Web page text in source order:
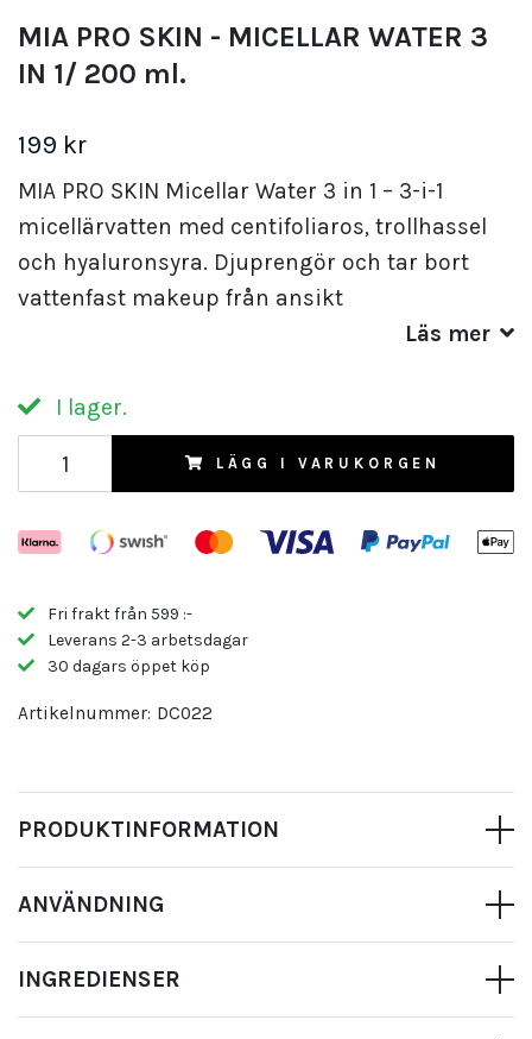
MIA PRO SKIN - MICELLAR WATER 3
IN 1/ 200 ml.
199 kr
MIA PRO SKIN Micellar Water 3 in 1 – 3-i-1
micellärvatten med centifoliaros, trollhassel
och hyaluronsyra. Djuprengör och tar bort
vattenfast makeup från ansikt
Läs mer
I lager.
LÄGG I VARUKORGEN
Fri frakt från 599 :-
Leverans 2-3 arbetsdagar
30 dagars öppet köp
Artikelnummer: DC022
PRODUKTINFORMATION
ANVÄNDNING
INGREDIENSER